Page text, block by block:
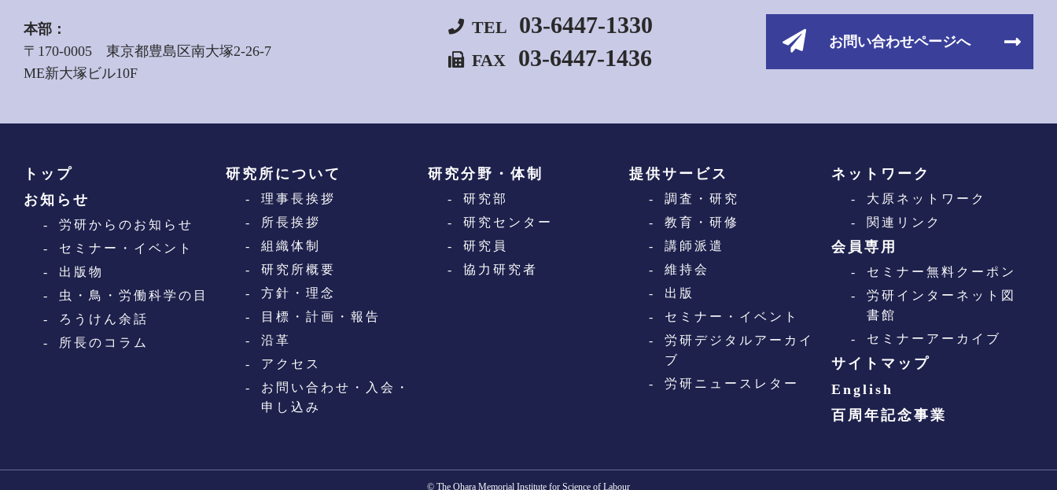
本部：
〒170-0005 東京都豊島区南大塚2-26-7
ME新大塚ビル10F
TEL
03-6447-1330
FAX 03-6447-1436
お問い合わせページへ
トップ
お知らせ
労研からのお知らせ
セミナー・イベント
出版物
虫・鳥・労働科学の目
ろうけん余話
所長のコラム
研究所について
理事長挨拶
所長挨拶
組織体制
研究所概要
方針・理念
目標・計画・報告
沿革
アクセス
お問い合わせ・入会・
申し込み
研究分野・体制
研究部
研究センター
研究員
協力研究者
提供サービス
調査・研究
教育・研修
講師派遣
維持会
出版
セミナー・イベント
労研デジタルアーカイ
ブ
労研ニュースレター
ネットワーク
大原ネットワーク
関連リンク
会員専用
セミナー無料クーポン
労研インターネット図
書館
セミナーアーカイブ
サイトマップ
English
百周年記念事業
© The Ohara Memorial Institute for Science of Labour